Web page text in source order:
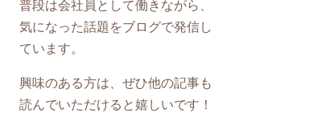
普段は会社員として働きながら、
気になった話題をブログで発信し
ています。
興味のある方は、ぜひ他の記事も
読んでいただけると嬉しいです！